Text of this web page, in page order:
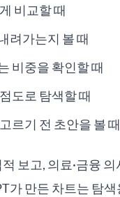
비교할 때
려가는지 볼 때
비중을 확인할 때
도로 탐색할 때
르기 전 초안을 볼 때
보고, 의료·금융
가 만든 차트는 탐